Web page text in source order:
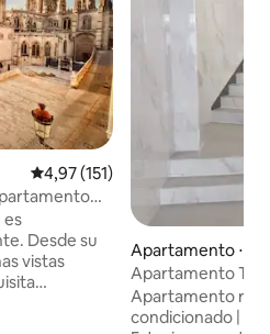
4,97 de uma avaliação média de
4,97 (151)
es
Desde su
vistas
Apartamento ⋅
Apartamento
Estacionamento
Apartamento
condicionado |